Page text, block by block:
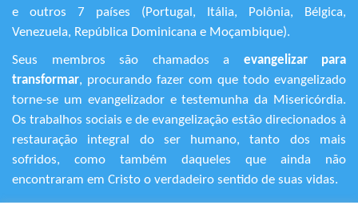
e outros 7 países (Portugal, Itália, Polônia, Bélgica,
Venezuela, República Dominicana e Moçambique).
Seus membros são chamados a evangelizar para
transformar, procurando fazer com que todo evangelizado
torne-se um evangelizador e testemunha da Misericórdia.
Os trabalhos sociais e de evangelização estão direcionados à
restauração integral do ser humano, tanto dos mais
sofridos, como também daqueles que ainda não
encontraram em Cristo o verdadeiro sentido de suas vidas.